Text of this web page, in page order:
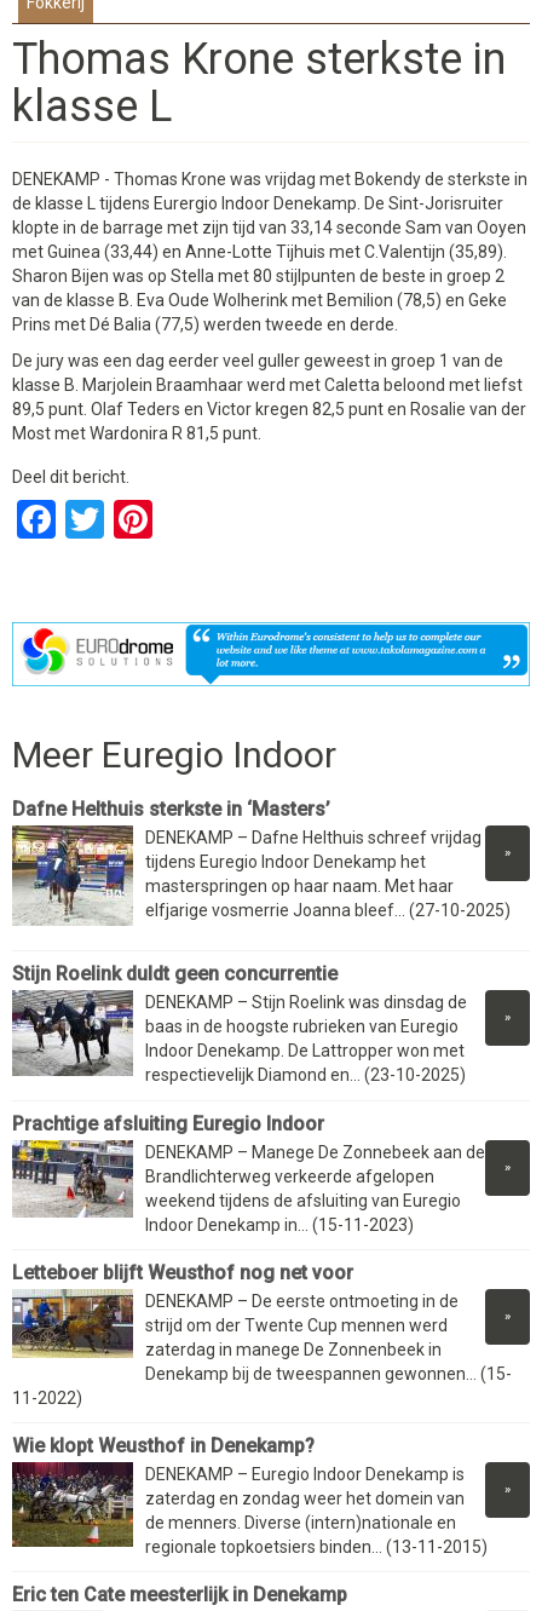
Thomas Krone sterkste in
klasse L
DENEKAMP - Thomas Krone was vrijdag met Bokendy de sterkste in
de klasse L tijdens Eurergio Indoor Denekamp. De Sint-Jorisruiter
klopte in de barrage met zijn tijd van 33,14 seconde Sam van Ooyen
met Guinea (33,44) en Anne-Lotte Tijhuis met C.Valentijn (35,89).
Sharon Bijen was op Stella met 80 stijlpunten de beste in groep 2
van de klasse B. Eva Oude Wolherink met Bemilion (78,5) en Geke
Prins met Dé Balia (77,5) werden tweede en derde.
De jury was een dag eerder veel guller geweest in groep 1 van de
klasse B. Marjolein Braamhaar werd met Caletta beloond met liefst
89,5 punt. Olaf Teders en Victor kregen 82,5 punt en Rosalie van der
Most met Wardonira R 81,5 punt.
Deel dit bericht.
Facebook
Twitter
Meer Euregio Indoor
Dafne Helthuis sterkste in ‘Masters’
»
DENEKAMP – Dafne Helthuis schreef vrijdag
tijdens Euregio Indoor Denekamp het
masterspringen op haar naam. Met haar
elfjarige vosmerrie Joanna bleef... (27-10-2025)
Stijn Roelink duldt geen concurrentie
»
DENEKAMP – Stijn Roelink was dinsdag de
baas in de hoogste rubrieken van Euregio
Indoor Denekamp. De Lattropper won met
respectievelijk Diamond en... (23-10-2025)
Prachtige afsluiting Euregio Indoor
»
DENEKAMP – Manege De Zonnebeek aan de
Brandlichterweg verkeerde afgelopen
weekend tijdens de afsluiting van Euregio
Indoor Denekamp in... (15-11-2023)
Letteboer blijft Weusthof nog net voor
»
DENEKAMP – De eerste ontmoeting in de
strijd om der Twente Cup mennen werd
zaterdag in manege De Zonnenbeek in
Denekamp bij de tweespannen gewonnen... (15-
11-2022)
Wie klopt Weusthof in Denekamp?
»
DENEKAMP – Euregio Indoor Denekamp is
zaterdag en zondag weer het domein van
de menners. Diverse (intern)nationale en
regionale topkoetsiers binden... (13-11-2015)
Eric ten Cate meesterlijk in Denekamp